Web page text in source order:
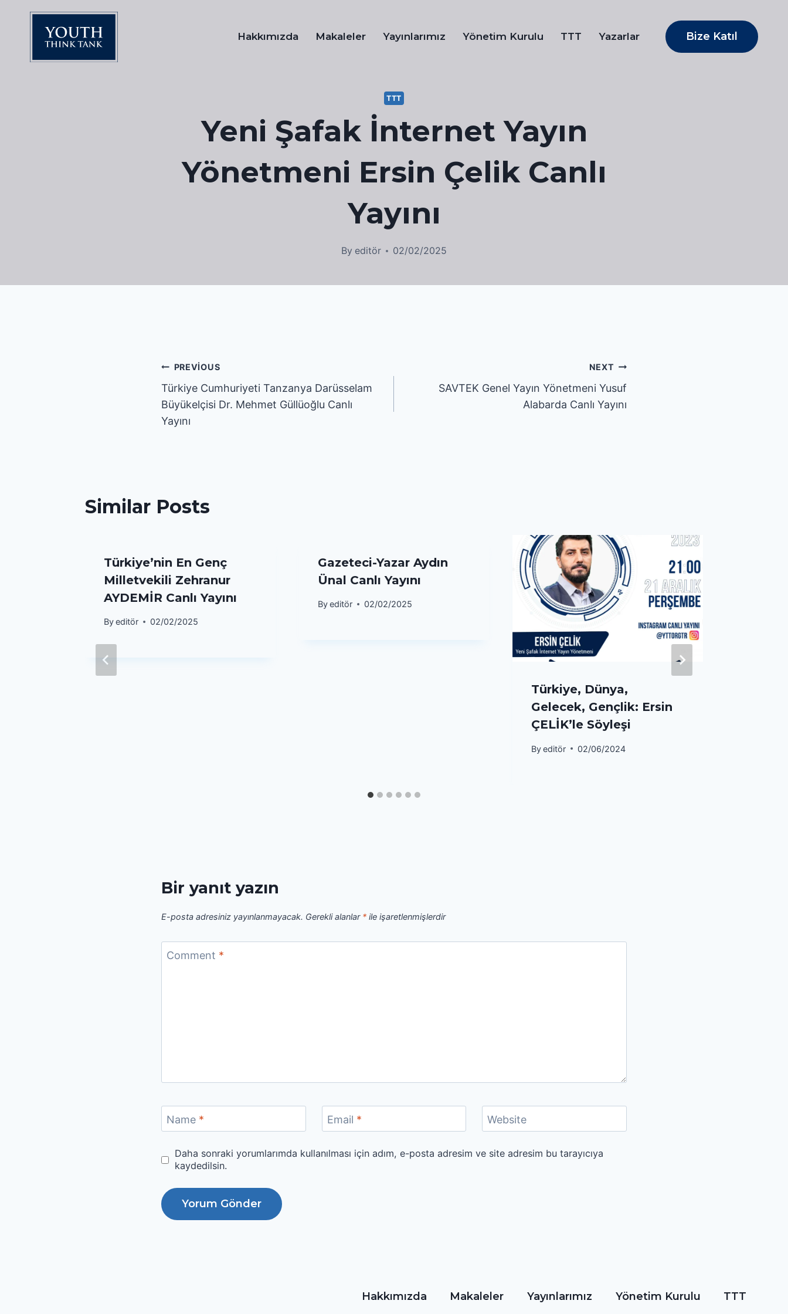
Hakkımızda Makaleler Yayınlarımız Yönetim Kurulu TTT Yazarlar Bize Katıl
TTT
Yeni Şafak İnternet Yayın
Yönetmeni Ersin Çelik Canlı
Yayını
By editör 02/02/2025
Yazı
gezinmesi
PREVIOUS
Türkiye Cumhuriyeti Tanzanya Darüsselam
Büyükelçisi Dr. Mehmet Güllüoğlu Canlı
Yayını
NEXT
SAVTEK Genel Yayın Yönetmeni Yusuf
Alabarda Canlı Yayını
Similar Posts
Türkiye’nin En Genç
Milletvekili Zehranur
AYDEMİR Canlı Yayını
Byeditör 02/02/2025
Gazeteci-Yazar Aydın
Ünal Canlı Yayını
Byeditör 02/02/2025
Türkiye, Dünya,
Gelecek, Gençlik: Ersin
ÇELİK’le Söyleşi
By editör 02/06/2024
Bir yanıt yazın
E-posta adresiniz yayınlanmayacak. Gerekli alanlar * ile işaretlenmişlerdir
Comment *
Name * Email * Website
Daha sonraki yorumlarımda kullanılması için adım, e-posta adresim ve site adresim bu tarayıcıya
kaydedilsin.
Hakkımızda Makaleler Yayınlarımız Yönetim Kurulu
TTT